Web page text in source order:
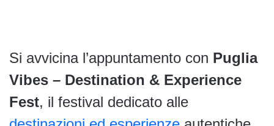
Si avvicina l’appuntamento con Puglia
Vibes – Destination & Experience
Fest, il festival dedicato alle